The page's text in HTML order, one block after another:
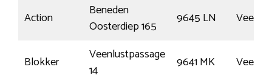
Action
Beneden
Oosterdiep 165
9645 LN
Blokker
Veenlustpassage
14
9641 MK